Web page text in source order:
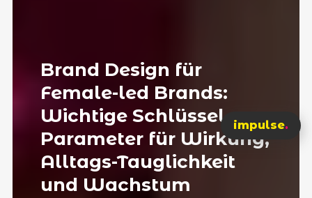
Brand Design für
Female-led Brands:
Wichtige Schlüssel-
Parameter für Wirkung,
Alltags-Tauglichkeit
und Wachstum
impulse.